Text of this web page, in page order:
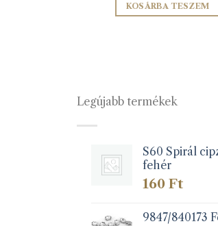
KOSÁRBA TESZEM
Legújabb termékek
S60 Spirál
fehér
160 Ft
9847/840173